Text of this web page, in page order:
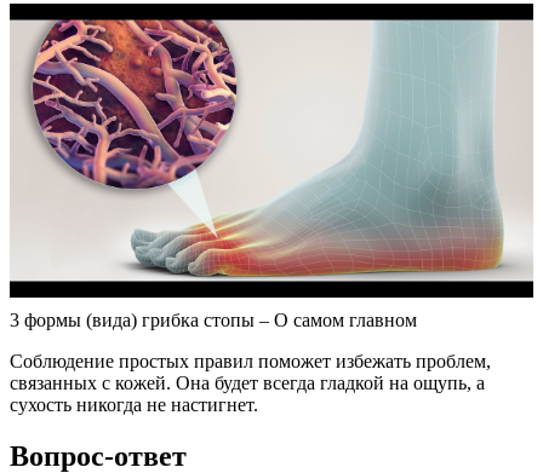
3 формы (вида) грибка стопы – О самом главном
Соблюдение простых правил поможет избежать проблем,
связанных с кожей. Она будет всегда гладкой на ощупь, а
сухость никогда не настигнет.
Вопрос-ответ